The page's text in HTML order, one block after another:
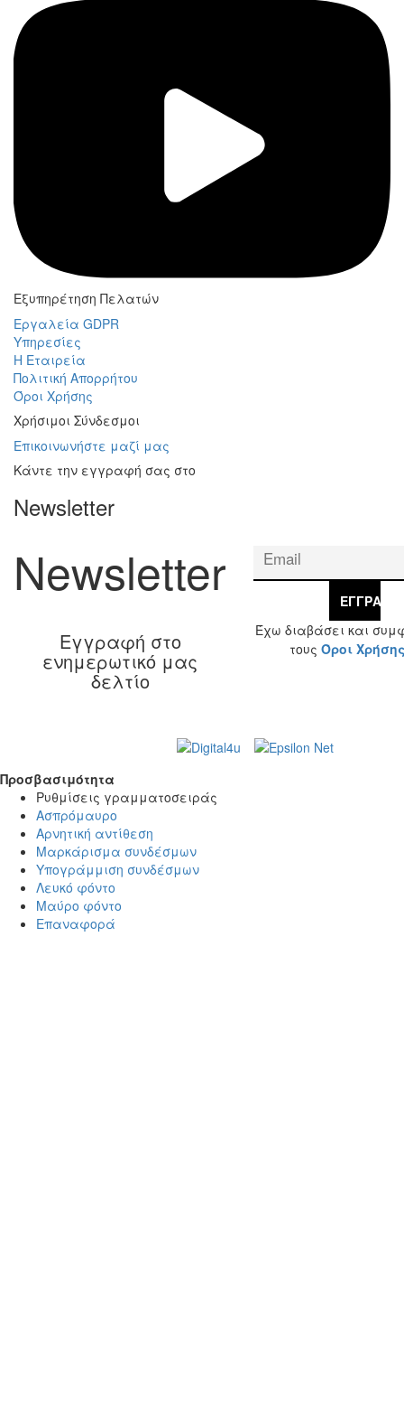
Εξυπηρέτηση Πελατών
Εργαλεία GDPR
Υπηρεσίες
Η Εταιρεία
Πολιτική Απορρήτου
Όροι Χρήσης
Χρήσιμοι Σύνδεσμοι
Επικοινωνήστε μαζί μας
Κάντε την εγγραφή σας στο
Newsletter
Newsletter
Εγγραφή στο
ενημερωτικό μας
δελτίο
ΕΓΓΡΑΦΉ
Έχω διαβάσει και
τους Όροι
Προσβασιμότητα
Προσβασιμότητα
Ρυθμίσεις γραμματοσειράς
Ασπρόμαυρο
Αρνητική αντίθεση
Μαρκάρισμα συνδέσμων
Υπογράμμιση συνδέσμων
Λευκό φόντο
Μαύρο φόντο
Επαναφορά